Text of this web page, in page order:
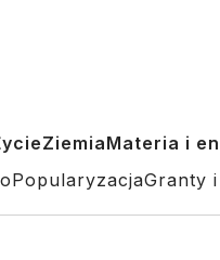
ZiemiaMateria i
PopularyzacjaGranty